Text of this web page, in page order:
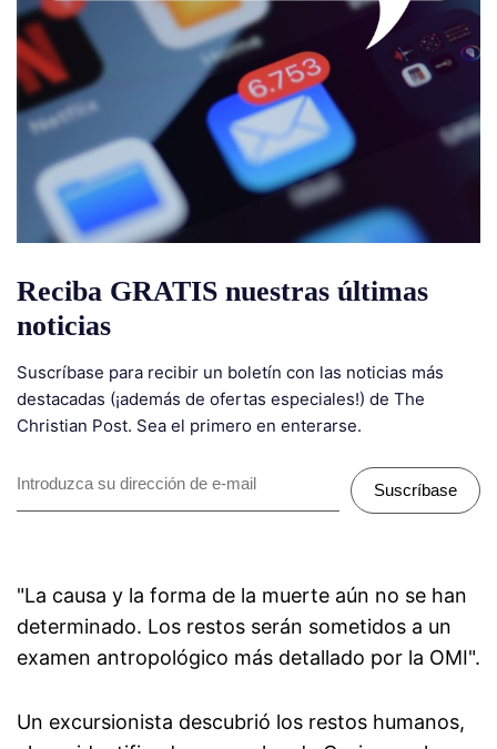
Reciba GRATIS nuestras últimas
noticias
Suscríbase para recibir un boletín con las noticias más
destacadas (¡además de ofertas especiales!) de The
Christian Post. Sea el primero en enterarse.
Suscríbase
"La causa y la forma de la muerte aún no se han
determinado. Los restos serán sometidos a un
examen antropológico más detallado por la OMI".
Un excursionista descubrió los restos humanos,